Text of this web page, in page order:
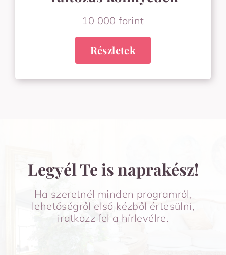
10 000 forint
Részletek
Legyél Te is naprakész!
Ha szeretnél minden programról,
lehetőségről első kézből értesülni,
iratkozz fel a hírlevélre.